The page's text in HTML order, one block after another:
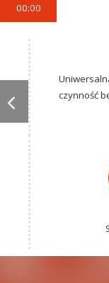
00:00
czynność